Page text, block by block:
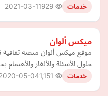
خدمات 2021-03-11
ميكس ألوان
موقع ميكس ألوان منصة تقافية
حلول الأسئلة والألغاز والأهتمام
خدمات 2020-05-04